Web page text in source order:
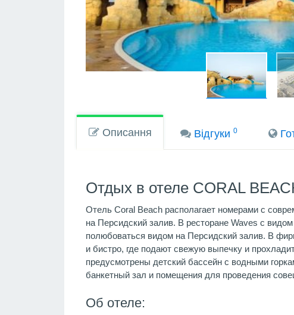
Описання Вiдгуки0
Отдых в отеле CORAL
Отель Coral Beach располагает номерами с
на Персидский залив. В ресторане Waves с
полюбоваться видом на Персидский залив. В
и бистро, где подают свежую выпечку и
предусмотрены детский бассейн с водными
банкетный зал и помещения для проведения
Об отеле: